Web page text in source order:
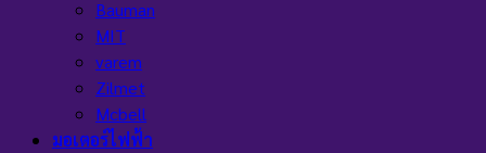
Bauman
MIT
varem
Zilmet
Mcbell
มอเตอร์ไฟฟ้า